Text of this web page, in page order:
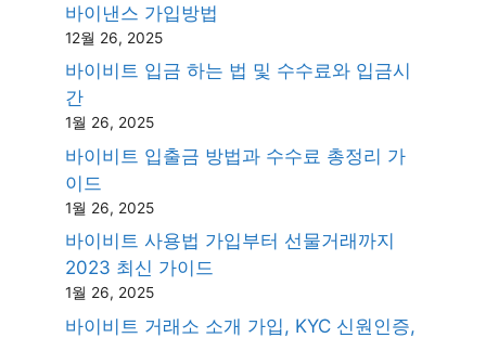
바이낸스 가입방법
12월 26, 2025
바이비트 입금 하는 법 및 수수료와 입금시
간
1월 26, 2025
바이비트 입출금 방법과 수수료 총정리 가
이드
1월 26, 2025
바이비트 사용법 가입부터 선물거래까지
2023 최신 가이드
1월 26, 2025
바이비트 거래소 소개 가입, KYC 신원인증,